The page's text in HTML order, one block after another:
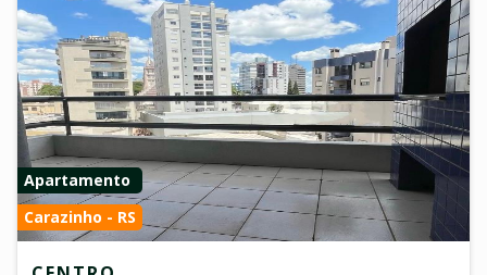
Apartamento
Carazinho - RS